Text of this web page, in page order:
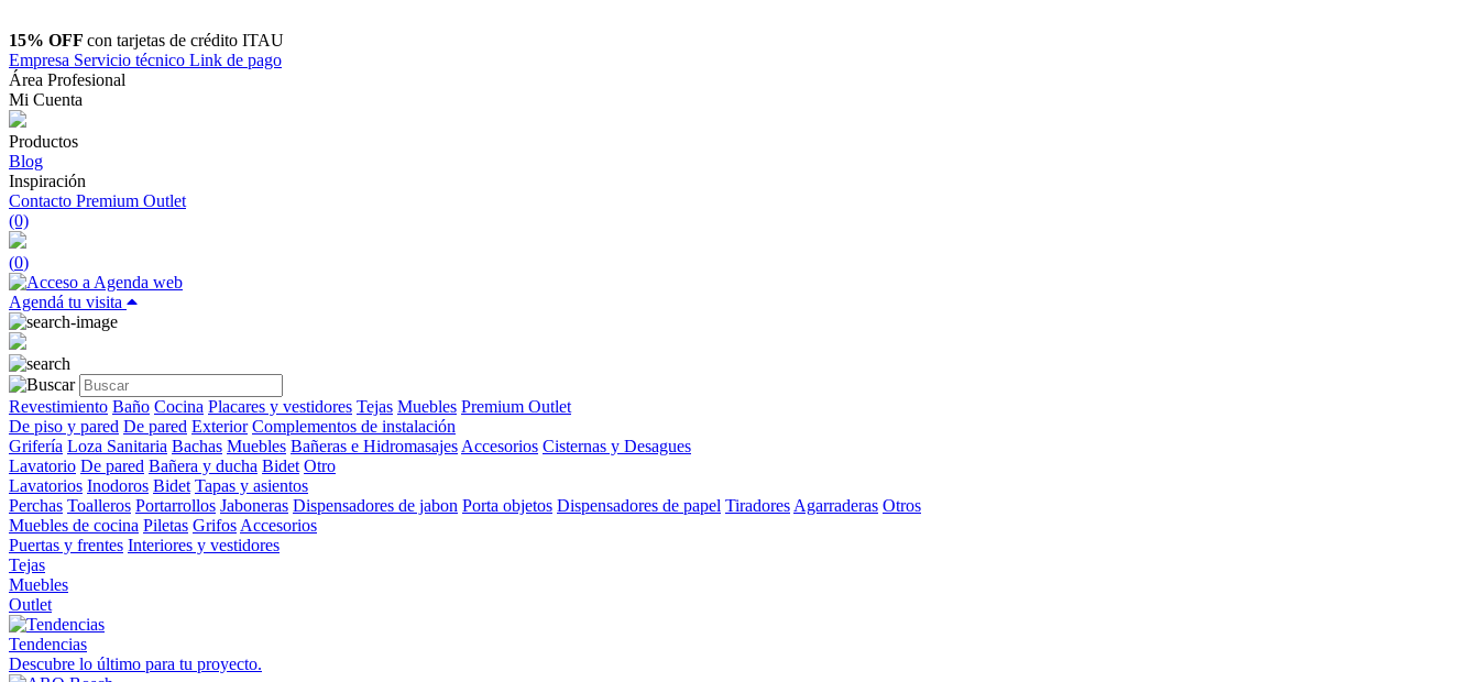
15% OFF con tarjetas de crédito ITAU
Empresa Servicio técnico Link de pago
Área Profesional
Mi Cuenta
Productos
Blog
Inspiración
Contacto Premium Outlet
(0)
(0)
Agendá tu visita
Revestimiento Baño Cocina Placares y vestidores Tejas Muebles Premium Outlet
De piso y pared De pared Exterior Complementos de instalación
Grifería Loza Sanitaria Bachas Muebles Bañeras e Hidromasajes Accesorios Cisternas y Desagues
Lavatorio De pared Bañera y ducha Bidet Otro
Lavatorios Inodoros Bidet Tapas y asientos
Perchas Toalleros Portarrollos Jaboneras Dispensadores de jabon Porta objetos Dispensadores de papel Tiradores Agarraderas Otros
Muebles de cocina Piletas Grifos Accesorios
Puertas y frentes Interiores y vestidores
Tejas
Muebles
Outlet
Tendencias
Descubre lo último para tu proyecto.